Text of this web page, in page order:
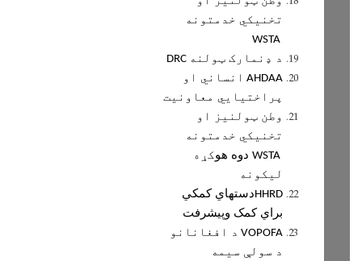
تخنيکي خدمتونه
WSTA
د ډنمارک ټولنه DRC
AHDAA انساني او
پراختيايي معاونيت
وطن ټولنيز او
تخنيکي خدمتونه
WSTA دوه هوکړه
ليکونه
HHRDدستهاي کمکي
براي کمک وپيشرفت
VOPOFA د افغانانو
د سولې سيمه